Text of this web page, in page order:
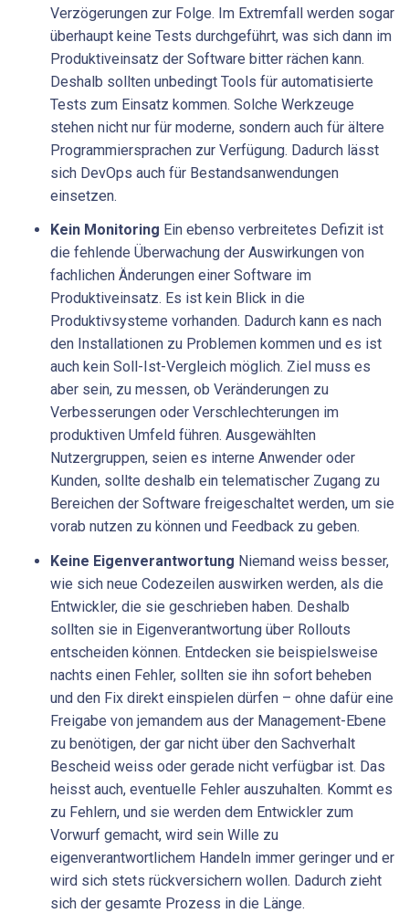
Verzögerungen zur Folge. Im Extremfall werden sogar
überhaupt keine Tests durchgeführt, was sich dann im
Produktiveinsatz der Software bitter rächen kann.
Deshalb sollten unbedingt Tools für automatisierte
Tests zum Einsatz kommen. Solche Werkzeuge
stehen nicht nur für moderne, sondern auch für ältere
Programmiersprachen zur Verfügung. Dadurch lässt
sich DevOps auch für Bestandsanwendungen
einsetzen.
Kein Monitoring Ein ebenso verbreitetes Defizit ist
die fehlende Überwachung der Auswirkungen von
fachlichen Änderungen einer Software im
Produktiveinsatz. Es ist kein Blick in die
Produktivsysteme vorhanden. Dadurch kann es nach
den Installationen zu Problemen kommen und es ist
auch kein Soll-Ist-Vergleich möglich. Ziel muss es
aber sein, zu messen, ob Veränderungen zu
Verbesserungen oder Verschlechterungen im
produktiven Umfeld führen. Ausgewählten
Nutzergruppen, seien es interne Anwender oder
Kunden, sollte deshalb ein telematischer Zugang zu
Bereichen der Software freigeschaltet werden, um sie
vorab nutzen zu können und Feedback zu geben.
Keine Eigenverantwortung Niemand weiss besser,
wie sich neue Codezeilen auswirken werden, als die
Entwickler, die sie geschrieben haben. Deshalb
sollten sie in Eigenverantwortung über Rollouts
entscheiden können. Entdecken sie beispielsweise
nachts einen Fehler, sollten sie ihn sofort beheben
und den Fix direkt einspielen dürfen – ohne dafür eine
Freigabe von jemandem aus der Management-Ebene
zu benötigen, der gar nicht über den Sachverhalt
Bescheid weiss oder gerade nicht verfügbar ist. Das
heisst auch, eventuelle Fehler auszuhalten. Kommt es
zu Fehlern, und sie werden dem Entwickler zum
Vorwurf gemacht, wird sein Wille zu
eigenverantwortlichem Handeln immer geringer und er
wird sich stets rückversichern wollen. Dadurch zieht
sich der gesamte Prozess in die Länge.